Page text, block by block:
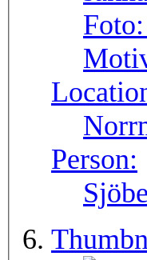
Foto:
Person: